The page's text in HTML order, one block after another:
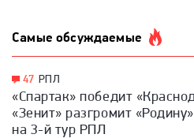
Самые обсуждаемые
47 РПЛ
«Спартак» победит
«Зенит» разгромит
на 3-й тур РПЛ